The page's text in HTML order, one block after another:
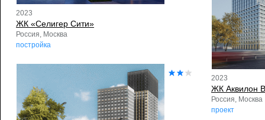
2023
ЖК «Селигер Сити»
Россия, Москва
постройка
2023
ЖК Аквилон
Россия, Москва
проект